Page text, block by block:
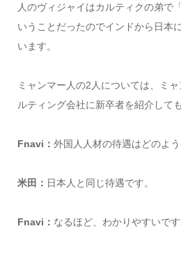
人のヴィジャイはカルティクの弟で
いうことだったのでインドから日本
います。
ミャンマー人の2人については、ミ
ルティング会社に新卒者を紹介して
Fnavi： 外国人人材の待遇はどのよ
米田： 日本人と同じ待遇です。
Fnavi： なるほど、わかりやすいです